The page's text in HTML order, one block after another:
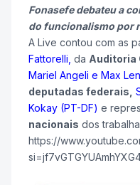
Fonasefe debateu a
do funcionalismo por
A Live contou com as
Fattorelli, da Auditoria
Mariel Angeli e Max
deputadas federais,
Kokay (PT-DF) e
nacionais dos
https://